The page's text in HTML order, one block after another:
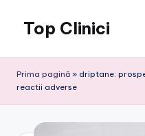
content
Top Clinici
Prima pagină » driptane:
reactii adverse